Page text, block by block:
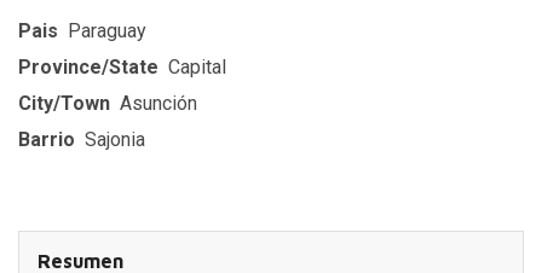
Pais Paraguay
Province/State Capital
City/Town Asunción
Barrio Sajonia
Resumen